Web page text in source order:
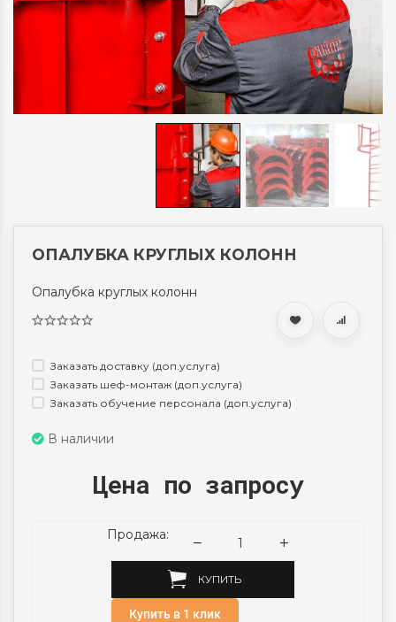
ОПАЛУБКА КРУГЛЫХ КОЛОНН
Опалубка круглых колонн
Заказать доставку (доп.услуга)
Заказать шеф-монтаж (доп.услуга)
Заказать обучение персонала (доп.услуга)
В наличии
Цена по запросу
Продажа:
КУПИТЬ
Купить в 1 клик